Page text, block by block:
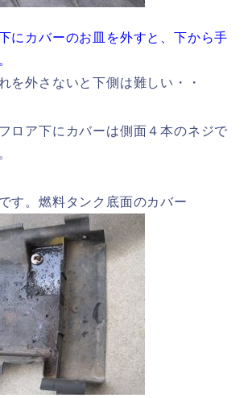
にカバーのお皿を外すと、下から手
を外さないと下側は難しい・・
ロア下にカバーは側面４本のネジで
す。燃料タンク底面のカバー